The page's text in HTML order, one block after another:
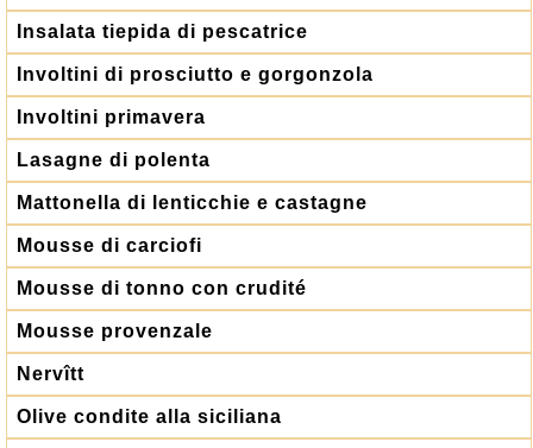
Insalata tiepida di pescatrice
Involtini di prosciutto e gorgonzola
Involtini primavera
Lasagne di polenta
Mattonella di lenticchie e castagne
Mousse di carciofi
Mousse di tonno con crudité
Mousse provenzale
Nervîtt
Olive condite alla siciliana